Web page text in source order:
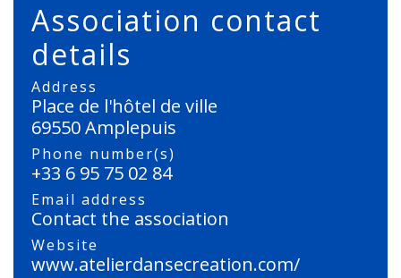
Association contact
details
Address
Place de l'hôtel de ville
69550 Amplepuis
Phone number(s)
+33 6 95 75 02 84
Email address
Contact the association
Website
www.atelierdansecreation.com/